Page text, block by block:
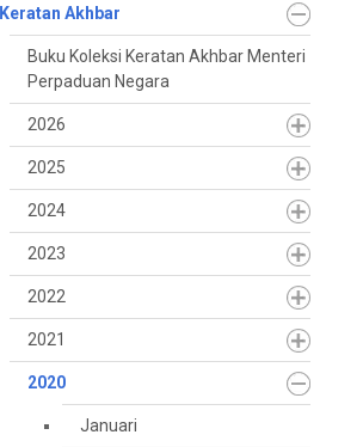
Keratan Akhbar
Buku Koleksi Keratan Akhbar Menteri
Perpaduan Negara
2026
2025
2024
2023
2022
2021
2020
Januari